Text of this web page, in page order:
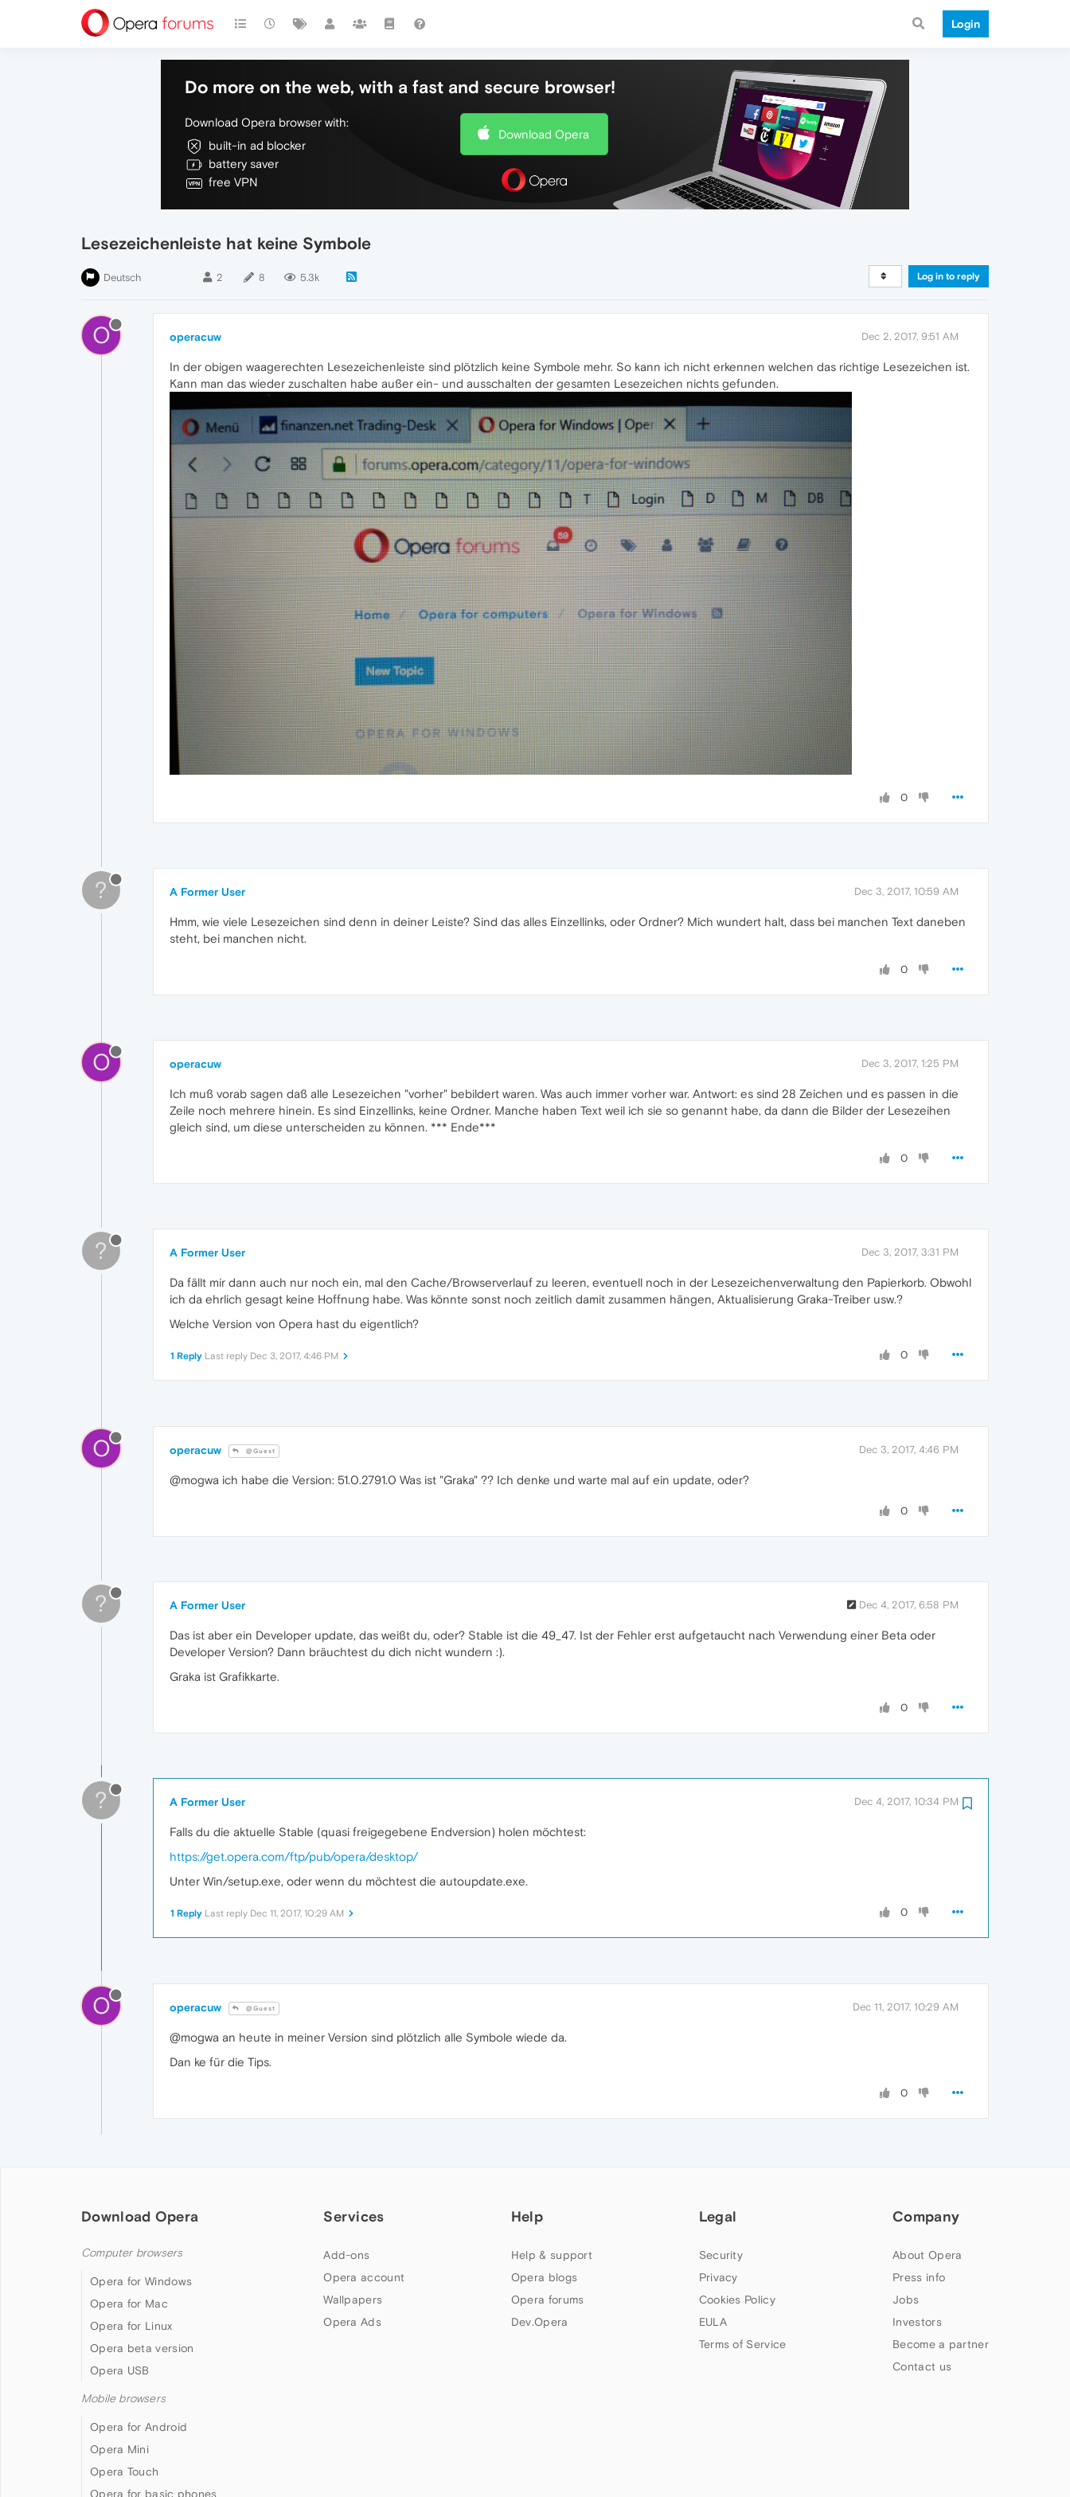
Login
Do more on the web, with a fast and secure browser!
Download Opera browser with:
built-in ad blocker
battery saver
free VPN
Download Opera
Lesezeichenleiste hat keine Symbole
Deutsch 2 8 5.3k Log in to reply
O operacuw Dec 2, 2017, 9:51 AM
In der obigen waagerechten Lesezeichenleiste sind plötzlich keine Symbole mehr. So kann ich nicht erkennen welchen das richtige Lesezeichen ist.
Kann man das wieder zuschalten habe außer ein- und ausschalten der gesamten Lesezeichen nichts gefunden.
0
? A Former User Dec 3, 2017, 10:59 AM
Hmm, wie viele Lesezeichen sind denn in deiner Leiste? Sind das alles Einzellinks, oder Ordner? Mich wundert halt, dass bei manchen Text daneben
steht, bei manchen nicht.
0
O operacuw Dec 3, 2017, 1:25 PM
Ich muß vorab sagen daß alle Lesezeichen "vorher" bebildert waren. Was auch immer vorher war. Antwort: es sind 28 Zeichen und es passen in die
Zeile noch mehrere hinein. Es sind Einzellinks, keine Ordner. Manche haben Text weil ich sie so genannt habe, da dann die Bilder der Lesezeihen
gleich sind, um diese unterscheiden zu können. *** Ende***
0
? A Former User Dec 3, 2017, 3:31 PM
Da fällt mir dann auch nur noch ein, mal den Cache/Browserverlauf zu leeren, eventuell noch in der Lesezeichenverwaltung den Papierkorb. Obwohl
ich da ehrlich gesagt keine Hoffnung habe. Was könnte sonst noch zeitlich damit zusammen hängen, Aktualisierung Graka-Treiber usw.?
Welche Version von Opera hast du eigentlich?
0
1 Reply Last reply Dec 3, 2017, 4:46 PM
O operacuw @Guest Dec 3, 2017, 4:46 PM
@mogwa ich habe die Version: 51.0.2791.0 Was ist "Graka" ?? Ich denke und warte mal auf ein update, oder?
0
? A Former User Dec 4, 2017, 6:58 PM
Das ist aber ein Developer update, das weißt du, oder? Stable ist die 49_47. Ist der Fehler erst aufgetaucht nach Verwendung einer Beta oder
Developer Version? Dann bräuchtest du dich nicht wundern :).
Graka ist Grafikkarte.
0
? A Former User Dec 4, 2017, 10:34 PM
Falls du die aktuelle Stable (quasi freigegebene Endversion) holen möchtest:
https://get.opera.com/ftp/pub/opera/desktop/
Unter Win/setup.exe, oder wenn du möchtest die autoupdate.exe.
0
1 Reply Last reply Dec 11, 2017, 10:29 AM
O operacuw @Guest Dec 11, 2017, 10:29 AM
@mogwa an heute in meiner Version sind plötzlich alle Symbole wiede da.
Dan ke für die Tips.
0
Download Opera
Computer browsers
Opera for Windows
Opera for Mac
Opera for Linux
Opera beta version
Opera USB
Mobile browsers
Opera for Android
Opera Mini
Opera Touch
Opera for basic phones
Services
Add-ons
Opera account
Wallpapers
Opera Ads
Help
Help & support
Opera blogs
Opera forums
Dev.Opera
Legal
Security
Privacy
Cookies Policy
EULA
Terms of Service
Company
About Opera
Press info
Jobs
Investors
Become a partner
Contact us